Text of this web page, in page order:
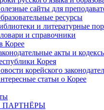
сайты для
ресурсы
и литературные
и справочники
Корее
акты и
Корея
корейского
статьи о Корее